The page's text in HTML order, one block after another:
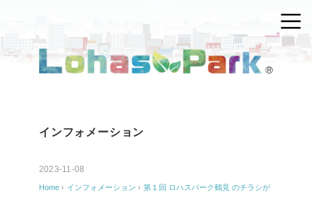
インフォメーション
2023-11-08
Home › インフォメーション › 第１回 ロハスパーク鶴見 のチラシが